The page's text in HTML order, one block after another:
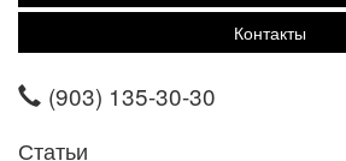
Контакты
(903) 135-30-30
Статьи